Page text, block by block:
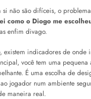
si não são difíceis, o
como o Diogo me
enfim divago.
existem indicadores de onde
você tem uma pequena
É uma escolha de
jogador num ambiente
maneira real.